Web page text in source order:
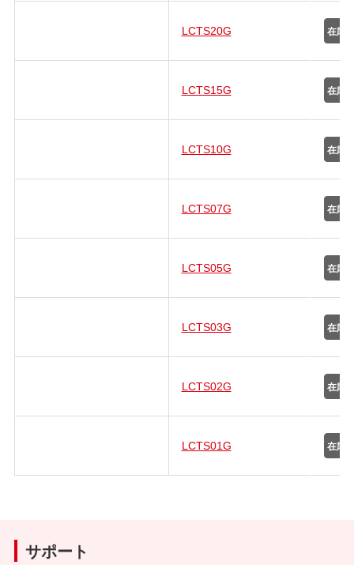
LCTS20G
LCTS15G
LCTS10G
LCTS07G
LCTS05G
LCTS03G
LCTS02G
LCTS01G
サポート